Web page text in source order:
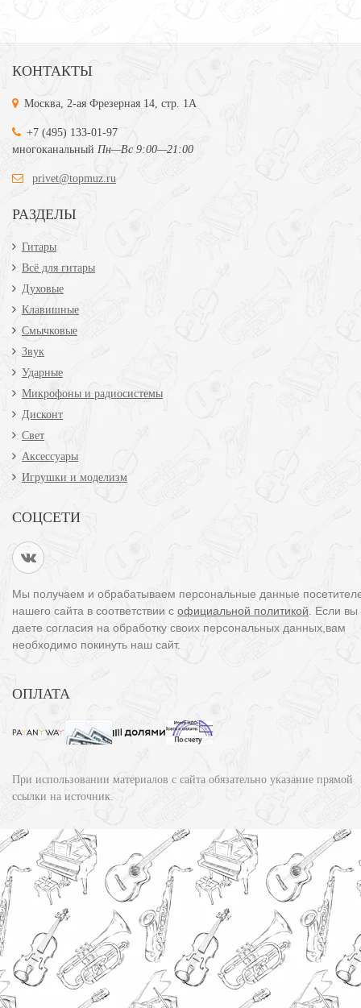
КОНТАКТЫ
Москва, 2-ая Фрезерная 14, стр. 1А
+7 (495) 133-01-97
многоканальный Пн—Вс 9:00—21:00
privet@topmuz.ru
РАЗДЕЛЫ
Гитары
Всё для гитары
Духовые
Клавишные
Смычковые
Звук
Ударные
Микрофоны и радиосистемы
Дисконт
Свет
Аксессуары
Игрушки и моделизм
СОЦСЕТИ
Мы получаем и обрабатываем персональные данные
нашего сайта в соответствии с официальной политикой . Если
даете согласия на обработку своих персональных данных,вам
необходимо покинуть наш сайт.
ОПЛАТА
При использовании материалов с сайта обязательно указание прямой
ссылки на источник.